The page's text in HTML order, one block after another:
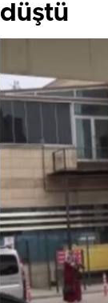
düştü